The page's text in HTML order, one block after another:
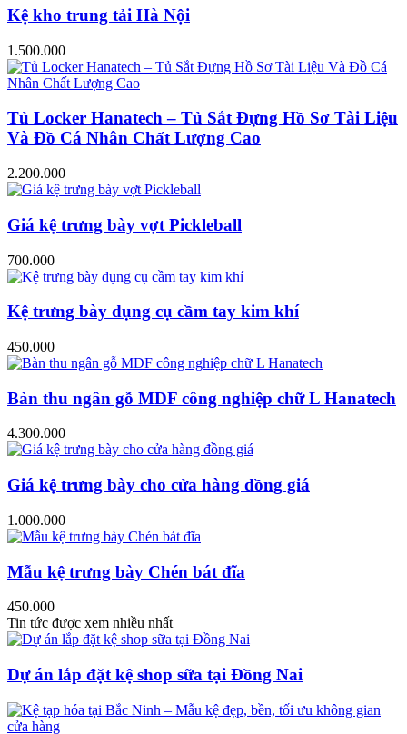
Kệ kho trung tải Hà Nội
1.500.000
Tủ Locker Hanatech – Tủ Sắt Đựng Hồ Sơ Tài Liệu
Và Đồ Cá Nhân Chất Lượng Cao
2.200.000
Giá kệ trưng bày vợt Pickleball
700.000
Kệ trưng bày dụng cụ cầm tay kim khí
450.000
Bàn thu ngân gỗ MDF công nghiệp chữ L Hanatech
4.300.000
Giá kệ trưng bày cho cửa hàng đồng giá
1.000.000
Mẫu kệ trưng bày Chén bát đĩa
450.000
Tin tức được xem nhiều nhất
Dự án lắp đặt kệ shop sữa tại Đồng Nai